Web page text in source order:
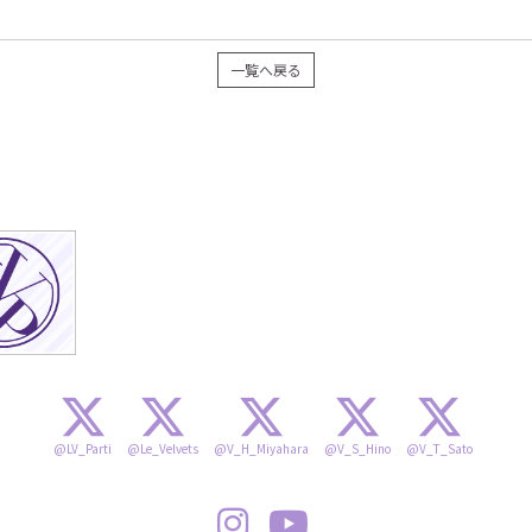
一覧へ戻る
@LV_Parti @Le_Velvets @V_H_Miyahara @V_S_Hino @V_T_Sato